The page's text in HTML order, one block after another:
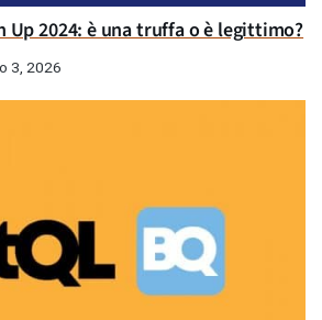
Up 2024: è una truffa o è legittimo?
3, 2026